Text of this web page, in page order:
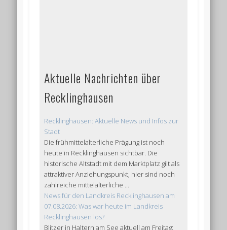
Aktuelle Nachrichten über
Recklinghausen
Recklinghausen: Aktuelle News und Infos zur
Stadt
Die frühmittelalterliche Prägung ist noch
heute in Recklinghausen sichtbar. Die
historische Altstadt mit dem Marktplatz gilt als
attraktiver Anziehungspunkt, hier sind noch
zahlreiche mittelalterliche ...
News für den Landkreis Recklinghausen am
07.08.2026: Was war heute im Landkreis
Recklinghausen los?
Blitzer in Haltern am See aktuell am Freitag: